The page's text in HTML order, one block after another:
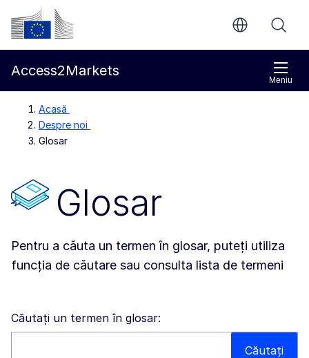
Accesați conținutul principal
Comisia Europeană
Meniu
Access2Markets
Acasă
Despre noi
Glosar
Glosar
Pentru a căuta un termen în glosar, puteți utiliza
funcția de căutare sau consulta lista de termeni
Căutați un termen în glosar:
Căutați